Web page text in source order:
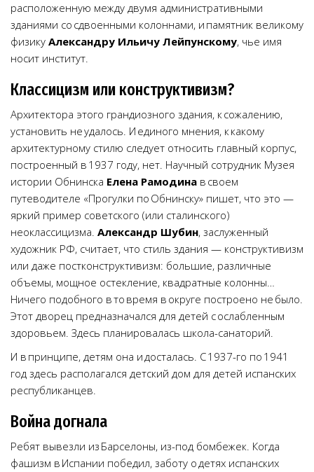
расположенную между двумя административными
зданиями со сдвоенными колоннами, и памятник великому
физику Александру Ильичу Лейпунскому, чье имя
носит институт.
Классицизм или конструктивизм?
Архитектора этого грандиозного здания, к сожалению,
установить не удалось. И единого мнения, к какому
архитектурному стилю следует относить главный корпус,
построенный в 1937 году, нет. Научный сотрудник Музея
истории Обнинска Елена Рамодина в своем
путеводителе «Прогулки по Обнинску» пишет, что это —
яркий пример советского (или сталинского)
неоклассицизма. Александр Шубин, заслуженный
художник РФ, считает, что стиль здания — конструктивизм
или даже постконструктивизм: большие, различные
объемы, мощное остекление, квадратные колонны…
Ничего подобного в то время в округе построено не было.
Этот дворец предназначался для детей с ослабленным
здоровьем. Здесь планировалась школа-санаторий.
И в принципе, детям она и досталась. С 1937-го по 1941
год здесь располагался детский дом для детей испанских
республиканцев.
Война догнала
Ребят вывезли из Барселоны, из-под бомбежек. Когда
фашизм в Испании победил, заботу о детях испанских